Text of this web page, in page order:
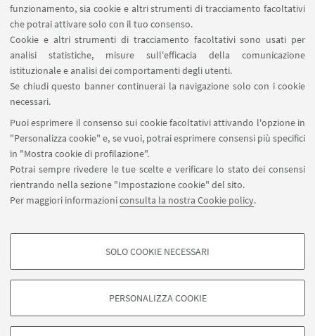
funzionamento, sia cookie e altri strumenti di tracciamento facoltativi
che potrai attivare solo con il tuo consenso.
Cookie e altri strumenti di tracciamento facoltativi sono usati per
analisi statistiche, misure sull'efficacia della comunicazione
istituzionale e analisi dei comportamenti degli utenti.
Se chiudi questo banner continuerai la navigazione solo con i cookie
necessari.
Puoi esprimere il consenso sui cookie facoltativi attivando l'opzione in
"Personalizza cookie" e, se vuoi, potrai esprimere consensi più specifici
in "Mostra cookie di profilazione".
Potrai sempre rivedere le tue scelte e verificare lo stato dei consensi
rientrando nella sezione "Impostazione cookie" del sito.
Per maggiori informazioniconsulta la nostra Cookie policy.
COOKIE DI PROFILAZIONE - FACOLTATIVI
degli utenti, creare profili in base al loro comportamento sul sito, per analisi
di marketing.
SOLO COOKIE NECESSARI
PERSONALIZZA COOKIE
06OTTOBRE2014
“IMPARARE A GIOCARE, GIOCARE A
IMPARARE”
Aula Magna Scuola di Psicologia e Scienze della
Formazione Bologna, via Filippo Re 6
presiede Prof.ssa Vanna Gherardi relatore: Dott.ssa
Laura Sommavilla
«
Precedenti
12
elementi
1 2 3 4